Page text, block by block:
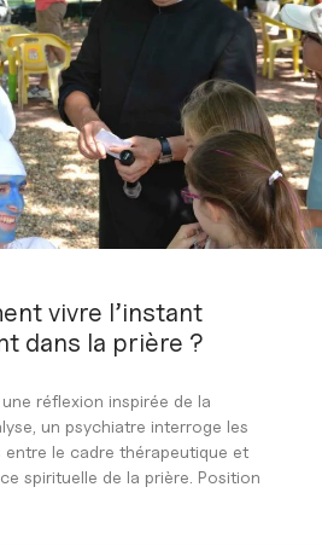
vivre l’instant
dans la prière ?
réflexion inspirée de la
un psychiatre interroge les
entre le cadre thérapeutique et
spirituelle de la prière. Position